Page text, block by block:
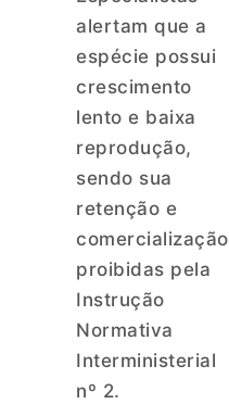
alertam que a
espécie possui
crescimento
lento e baixa
reprodução,
sendo sua
retenção e
comercialização
proibidas pela
Instrução
Normativa
Interministerial
nº 2.